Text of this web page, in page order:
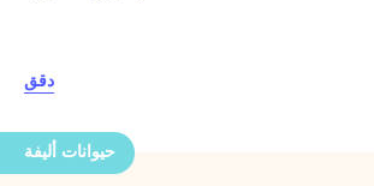
دقق
حيوانات أليفة